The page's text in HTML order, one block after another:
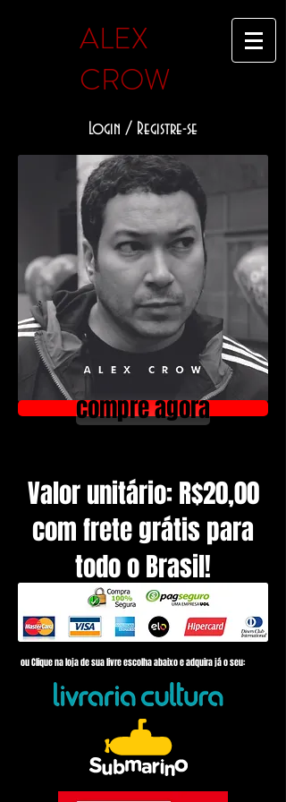
ALEX
CROW
Login / Registre-se
compre agora
Valor unitário: R$20,00
com frete grátis para
todo o Brasil!
ou Clique na loja de sua livre escolha abaixo e adquira já o seu: